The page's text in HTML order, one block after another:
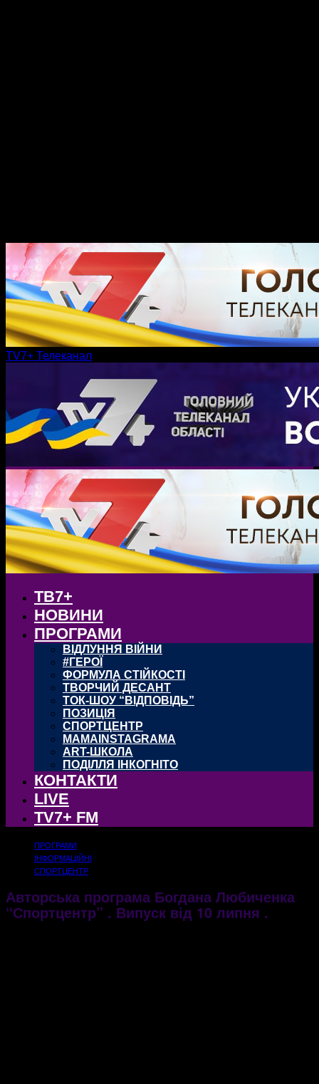
TV7+ Телеканал
ТВ7+
НОВИНИ
ПРОГРАМИ
ВІДЛУННЯ ВІЙНИ
#ГЕРОЇ
ФОРМУЛА СТІЙКОСТІ
ТВОРЧИЙ ДЕСАНТ
ТОК-ШОУ “ВІДПОВІДЬ”
ПОЗИЦІЯ
СПОРТЦЕНТР
MAMAINSTAGRAMA
ART-ШКОЛА
ПОДІЛЛЯ ІНКОГНІТО
КОНТАКТИ
LIVE
TV7+ FM
ПРОГРАМИ
ІНФОРМАЦІЙНІ
СПОРТЦЕНТР
Авторська програма Богдана Любиченка
“Спортцентр” . Випуск від 10 липня .